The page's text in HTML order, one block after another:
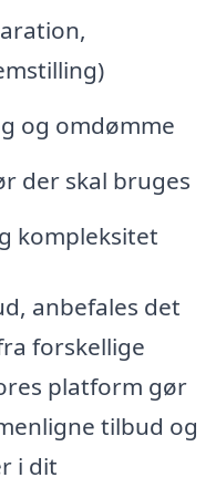
og omdømme
der skal bruges
kompleksitet
anbefales det
forskellige
platform gør
tilbud og
i dit